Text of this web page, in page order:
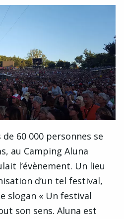
60 000 personnes se
au Camping Aluna
l’évènement. Un lieu
d’un tel festival,
slogan « Un festival
son sens. Aluna est